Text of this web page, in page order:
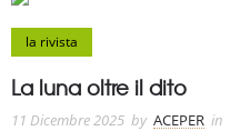
la rivista
La luna oltre il dito
11 Dicembre 2025 by ACEPER in